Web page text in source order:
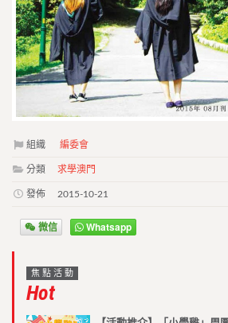
組織 編委會
分類 求學澳門
發佈 2015-10-21
微信 Whatsapp
焦點活動
Hot